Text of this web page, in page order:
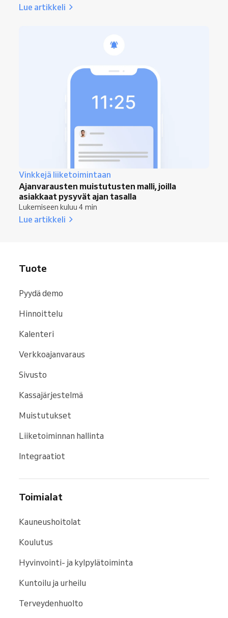
Lue artikkeli
Vinkkejä liiketoimintaan
Ajanvarausten muistutusten malli, joilla
asiakkaat pysyvät ajan tasalla
Lukemiseen kuluu 4 min
Lue artikkeli
Tuote
Pyydä demo
Hinnoittelu
Kalenteri
Verkkoajanvaraus
Sivusto
Kassajärjestelmä
Muistutukset
Liiketoiminnan hallinta
Integraatiot
Toimialat
Kauneushoitolat
Koulutus
Hyvinvointi- ja kylpylätoiminta
Kuntoilu ja urheilu
Terveydenhuolto